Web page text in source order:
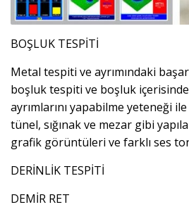
BOŞLUK TESPİTİ
Metal tespiti ve ayrımındaki
boşluk tespiti ve boşluk
ayrımlarını yapabilme yeteneği
tünel, sığınak ve mezar gibi
grafik görüntüleri ve farklı ses
DERİNLİK TESPİTİ
DEMİR RET